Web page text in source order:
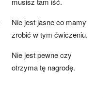
Nie jest jasne co mamy
zrobić w tym ćwiczeniu.
Nie jest pewne czy
otrzyma tę nagrodę.